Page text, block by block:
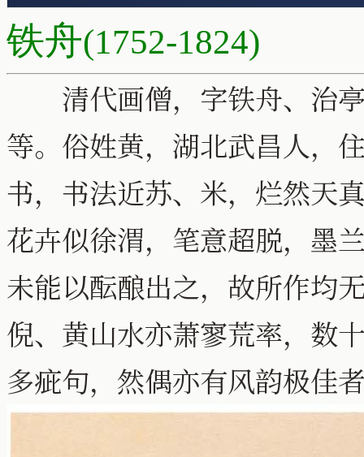
铁舟(1752-1824)
清代画僧，字铁舟、治亭
等。俗姓黄，湖北武昌人，
书，书法近苏、米，烂然天
花卉似徐渭，笔意超脱，墨
未能以酝酿出之，故所作均
倪、黄山水亦萧寥荒率，数
多疵句，然偶亦有风韵极佳